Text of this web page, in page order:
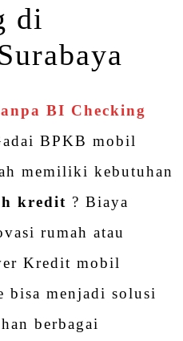
di
BI Checking
BPKB mobil
memiliki kebutuhan
kredit ? Biaya
rumah atau
Kredit mobil
bisa menjadi solusi
berbagai